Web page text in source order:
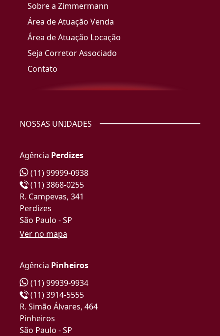
Sobre a Zimmermann
Área de Atuação Venda
Área de Atuação Locação
Seja Corretor Associado
Contato
NOSSAS UNIDADES
Agência Perdizes
(11) 99999-0938
(11) 3868-0255
R. Campevas, 341
Perdizes
São Paulo - SP
Ver no mapa
Agência Pinheiros
(11) 99939-9934
(11) 3914-5555
R. Simão Álvares, 464
Pinheiros
São Paulo - SP